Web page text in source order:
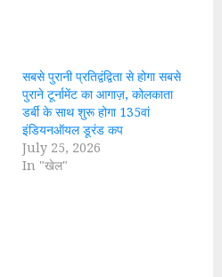
सबसे पुरानी प्रतिद्वंद्विता से होगा सबसे
पुराने टूर्नामेंट का आगाज़, कोलकाता
डर्बी के साथ शुरू होगा 135वां
इंडियनऑयल डूरंड कप
July 25, 2026
In "खेल"